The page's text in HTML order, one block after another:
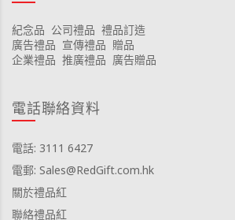
紀念品 公司禮品 禮品訂造
廣告禮品 宣傳禮品 贈品
企業禮品 推廣禮品 廣告贈品
電話聯絡資料
電話: 3111 6427
電郵: Sales@RedGift.com.hk
關於禮品紅
聯絡禮品紅